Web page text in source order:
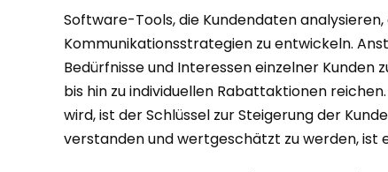
Software-Tools, die Kundendaten
Kommunikationsstrategien zu entwickeln.
Bedürfnisse und Interessen einzelner
bis hin zu individuellen Rabattaktionen
wird, ist der Schlüssel zur Steigerung der
verstanden und wertgeschätzt zu werden, ist